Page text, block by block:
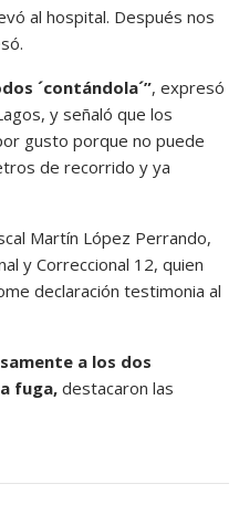
al hospital. Después nos
´contándola´”, expresó
y señaló que los
gusto porque no puede
de recorrido y ya
Martín López Perrando,
y Correccional 12, quien
declaración testimonia al
a los dos
fuga, destacaron las